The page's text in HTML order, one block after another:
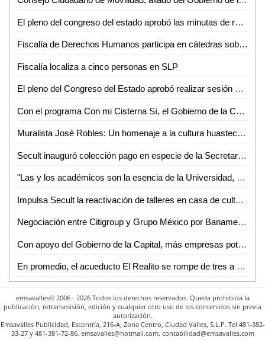
El pleno del congreso del estado aprobó las minutas de reforma constitucional federal, en materia de suspensión derechos para ocupar cargo, empleo o comisión del servicio público
Fiscalía de Derechos Humanos participa en cátedras sobre el combate a la trata de personas
Fiscalía localiza a cinco personas en SLP
El pleno del Congreso del Estado aprobó realizar sesión solemne y ordinaria en el municipio de Matehuala
Con el programa Con mi Cisterna Sí, el Gobierno de la Capital beneficia a familias de la zona rural
Muralista José Robles: Un homenaje a la cultura huasteca a través de su arte y cosmovisión
Secult inauguró colección pago en especie de la Secretaría de Hacienda y crédito público
"Las y los académicos son la esencia de la Universidad, porque en ellos está la avidez de crear, resguardar y difundir saberes": Dr. Alejandro Zermeño
Impulsa Secult la reactivación de talleres en casa de cultura del barrio de San Sebastián
Negociación entre Citigroup y Grupo México por Banamex se interrumpe debido a percance en vías férreas; venta se pospone hasta 2025
Con apoyo del Gobierno de la Capital, más empresas potosinas están por integrarse como proveedores del sector automotriz
En promedio, el acueducto El Realito se rompe de tres a cuatro veces por mes
emsavalles© 2006 - 2026 Todos los derechos reservados. Queda prohibida la
publicación, retransmisión, edición y cualquier otro uso de los contenidos sin previa
autorización.
Emsavalles Publicidad, Escontría, 216-A, Zona Centro, Ciudad Valles, S.L.P. Tel:481-382-
33-27 y 481-381-72-86. emsavalles@hotmail.com. contabilidad@emsavalles.com